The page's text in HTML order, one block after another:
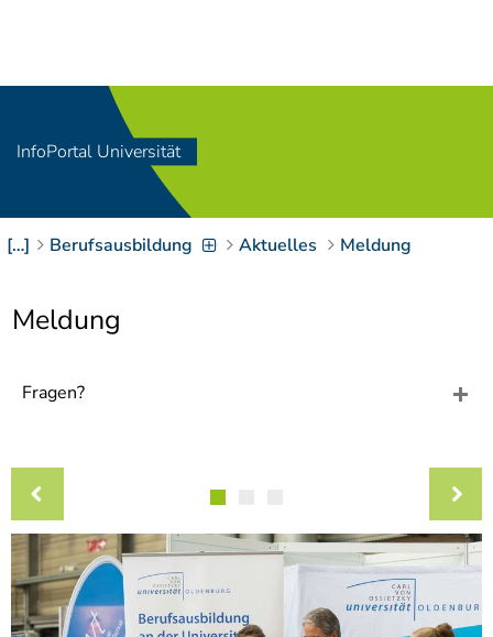
Zum Inhalt springen
[Access-Key 2
Zur Suche springen
[Access-Key 4]
Zur Hauptnavigation
Barrierefreiheit
InfoPortal Universität
[…] Berufsausbildung Aktuelles Meldung
Meldung
Fragen?